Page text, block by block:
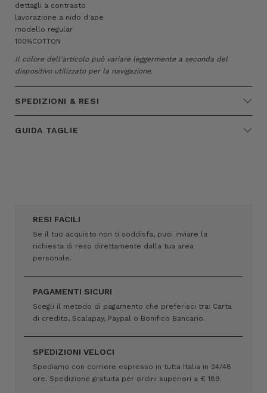
dettagli a contrasto
lavorazione a nido d'ape
modello regular
100%COTTON
Il colore dell'articolo può variare leggermente a seconda del
dispositivo utilizzato per la navigazione.
SPEDIZIONI & RESI
GUIDA TAGLIE
RESI FACILI
Se il tuo acquisto non ti soddisfa, puoi inviare la
richiesta di reso direttamente dalla tua area
personale.
PAGAMENTI SICURI
Scegli il metodo di pagamento che preferisci tra: Carta
di credito, Scalapay, Paypal o Bonifico Bancario.
SPEDIZIONI VELOCI
Spediamo con corriere espresso in tutta Italia in 24/48
ore. Spedizione gratuita per ordini superiori a € 189.